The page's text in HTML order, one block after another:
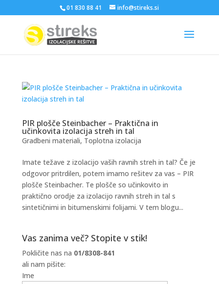
01 830 88 41 info@stireks.si
PIR plošče Steinbacher – Praktična in
učinkovita izolacija streh in tal
Gradbeni materiali, Toplotna izolacija
Imate težave z izolacijo vaših ravnih streh in tal? Če je
odgovor pritrdilen, potem imamo rešitev za vas – PIR
plošče Steinbacher. Te plošče so učinkovito in
praktično orodje za izolacijo ravnih streh in tal s
sintetičnimi in bitumenskimi folijami. V tem blogu...
Vas zanima več? Stopite v stik!
Pokličite nas na 01/8308-841
ali nam pišite:
Ime